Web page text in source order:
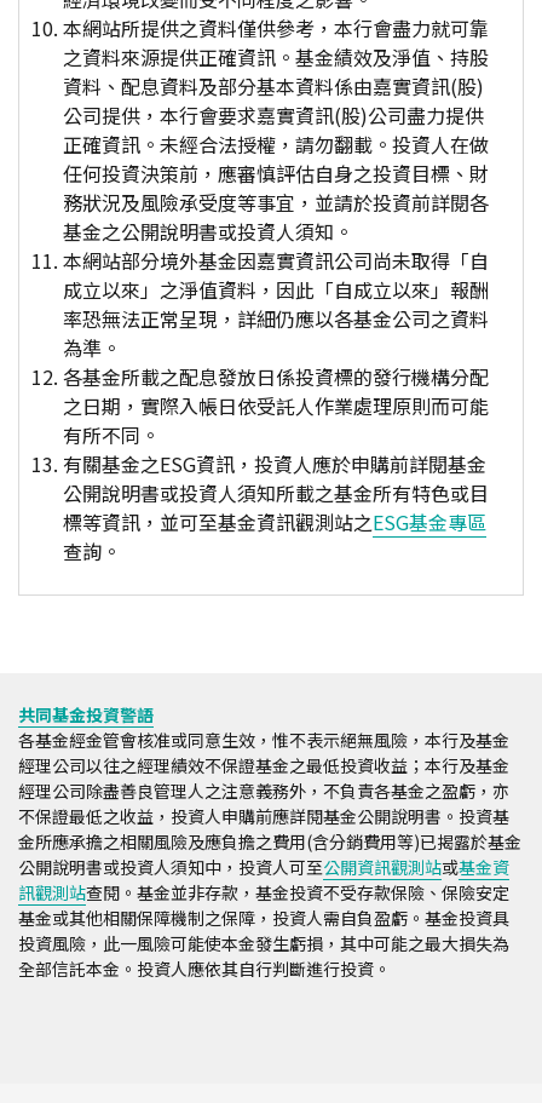
本網站所提供之資料僅供參考，本行會盡力就可靠
之資料來源提供正確資訊。基金績效及淨值、持股
資料、配息資料及部分基本資料係由嘉實資訊(股)
公司提供，本行會要求嘉實資訊(股)公司盡力提供
正確資訊。未經合法授權，請勿翻載。投資人在做
任何投資決策前，應審慎評估自身之投資目標、財
務狀況及風險承受度等事宜，並請於投資前詳閱各
基金之公開說明書或投資人須知。
本網站部分境外基金因嘉實資訊公司尚未取得「自
成立以來」之淨值資料，因此「自成立以來」報酬
率恐無法正常呈現，詳細仍應以各基金公司之資料
為準。
各基金所載之配息發放日係投資標的發行機構分配
之日期，實際入帳日依受託人作業處理原則而可能
有所不同。
有關基金之ESG資訊，投資人應於申購前詳閱基金
公開說明書或投資人須知所載之基金所有特色或目
標等資訊，並可至基金資訊觀測站之ESG基金專區
查詢。
共同基金投資警語
各基金經金管會核准或同意生效，惟不表示絕無風險，本行及基金
經理公司以往之經理績效不保證基金之最低投資收益；本行及基金
經理公司除盡善良管理人之注意義務外，不負責各基金之盈虧，亦
不保證最低之收益，投資人申購前應詳閱基金公開說明書。投資基
金所應承擔之相關風險及應負擔之費用(含分銷費用等)已揭露於基金
公開說明書或投資人須知中，投資人可至公開資訊觀測站或基金資
訊觀測站查閱。基金並非存款，基金投資不受存款保險、保險安定
基金或其他相關保障機制之保障，投資人需自負盈虧。基金投資具
投資風險，此一風險可能使本金發生虧損，其中可能之最大損失為
全部信託本金。投資人應依其自行判斷進行投資。